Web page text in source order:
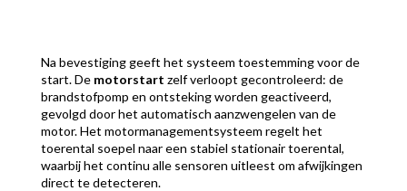
Na bevestiging geeft het systeem toestemming voor de
start. De motorstart zelf verloopt gecontroleerd: de
brandstofpomp en ontsteking worden geactiveerd,
gevolgd door het automatisch aanzwengelen van de
motor. Het motormanagementsysteem regelt het
toerental soepel naar een stabiel stationair toerental,
waarbij het continu alle sensoren uitleest om afwijkingen
direct te detecteren.